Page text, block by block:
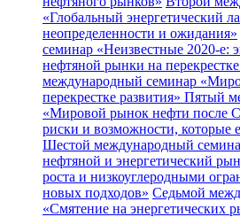
«Глобальный энергетический
неопределенности и ожидания»
семинар «Неизвестные 2020-е:
нефтяной рынки на перекрестке
международный семинар
перекрестке развития» Пятый
«Мировой рынок нефти после
риски и возможности, которые
Шестой международный
нефтяной и энергетический
роста и низкоуглеродными
новых подходов» Седьмой
«Смятение на энергетических